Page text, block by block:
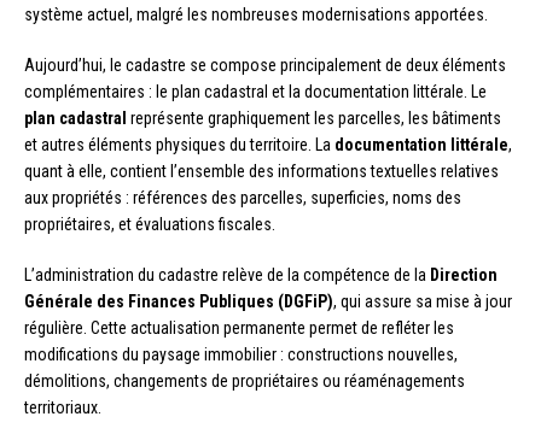
système actuel, malgré les nombreuses modernisations apportées.
Aujourd’hui, le cadastre se compose principalement de deux éléments
complémentaires : le plan cadastral et la documentation littérale. Le
plan cadastral représente graphiquement les parcelles, les bâtiments
et autres éléments physiques du territoire. La documentation littérale,
quant à elle, contient l’ensemble des informations textuelles relatives
aux propriétés : références des parcelles, superficies, noms des
propriétaires, et évaluations fiscales.
L’administration du cadastre relève de la compétence de la Direction
Générale des Finances Publiques (DGFiP), qui assure sa mise à jour
régulière. Cette actualisation permanente permet de refléter les
modifications du paysage immobilier : constructions nouvelles,
démolitions, changements de propriétaires ou réaménagements
territoriaux.